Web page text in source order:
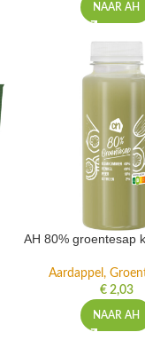
NAAR AH
AH 80% groentesap
Aardappel,
€2,03
NAAR AH